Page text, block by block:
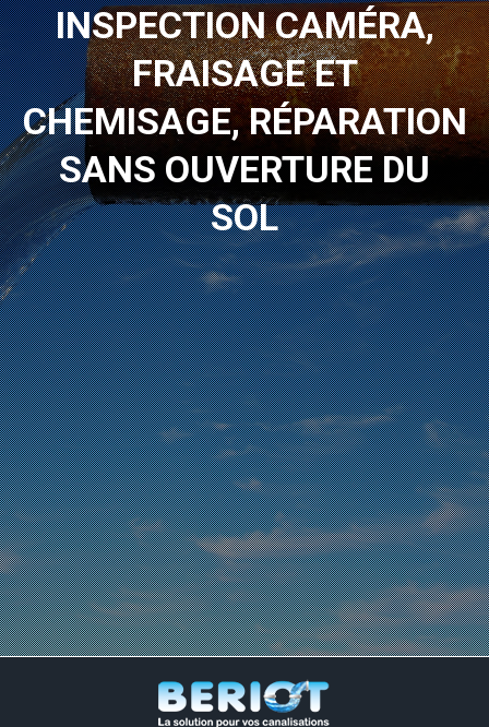
INSPECTION CAMÉRA,
FRAISAGE ET
CHEMISAGE, RÉPARATION
SANS OUVERTURE DU
SOL